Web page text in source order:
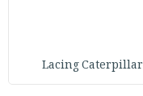
Lacing Caterpillar